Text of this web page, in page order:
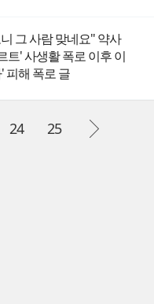
그 사람 맞네요" 약사
트' 사생활 폭로 이후 이
피해 폭로 글
24 25